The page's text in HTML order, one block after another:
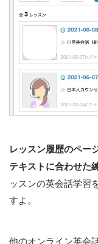
レッスン履歴のペー
テキストに合わせた
ッスンの英会話学習
すよ。
他のオンライン英会